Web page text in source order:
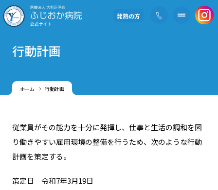
発熱の方
行動計画
ホーム 行動計画
従業員がその能力を十分に発揮し、仕事と生活の調和を図
り働きやすい雇用環境の整備を行うため、次のような行動
計画を策定する。
策定日 令和7年3月19日